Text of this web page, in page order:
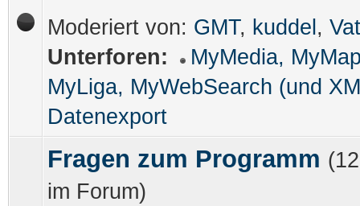
Moderiert von: GMT, kuddel , Vat
Unterforen:
MyMedia,
MyLiga, MyWebSearch (und
Datenexport
Fragen zum Programm
im Forum)